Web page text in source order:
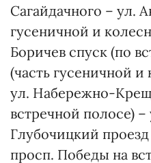
Сагайдачного – ул.
гусеничной и
Боричев спуск (по
(часть гусеничной
ул. Набережно-
встречной полосе)
Глубочицкий
просп. Победы на